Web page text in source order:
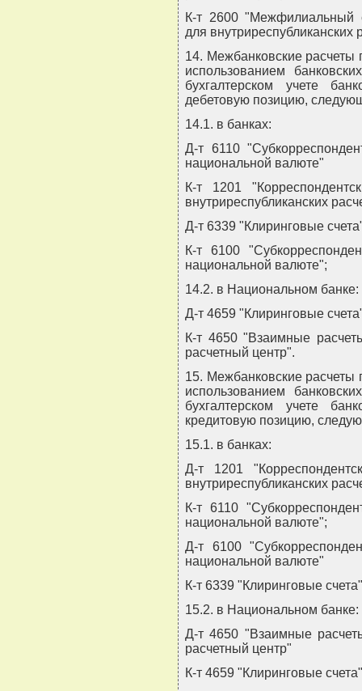
К-т 2600 "Межфилиальный
для внутриреспубликанских
14. Межбанковские расчеты
использованием
бухгалтерском учете
дебетовую позицию,
14.1. в банках:
Д-т 6110
национальной валюте"
К-т 1201
внутриреспубликанских
Д-т 6339 "Клиринговые
К-т 6100
национальной валюте";
14.2. в Национальном банке:
Д-т 4659 "Клиринговые
К-т 4650 "Взаимные
расчетный центр".
15. Межбанковские расчеты
использованием
бухгалтерском учете
кредитовую позицию,
15.1. в банках:
Д-т 1201
внутриреспубликанских
К-т 6110
национальной валюте";
Д-т 6100
национальной валюте"
К-т 6339 "Клиринговые
15.2. в Национальном банке:
Д-т 4650 "Взаимные
расчетный центр"
К-т 4659 "Клиринговые